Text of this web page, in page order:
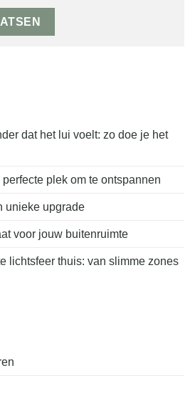
dat het lui voelt: zo doe je het
plek om te ontspannen
unieke upgrade
voor jouw buitenruimte
lichtsfeer thuis: van slimme zones